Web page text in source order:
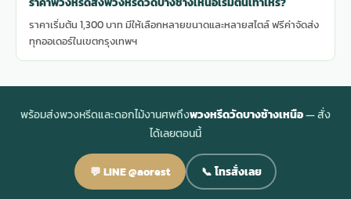
ราคาเริ่มต้น 1,300 บาท มีให้เลือกหลายขนาดและหลายสไตล์ ฟรีค่าจัดส่ง
ทุกออเดอร์ในเขตกรุงเทพฯ
พร้อมส่งพวงหรีดและดอกไม้งานศพถึงพวงหรีดวัดบางช้างเหนือ— สั่ง
ได้เลยตอนนี้
💬 LINE @aorest 📞 โทรสั่งเลย